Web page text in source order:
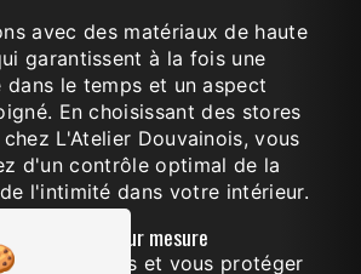
avec des matériaux de haute
garantissent à la fois une
dans le temps et un aspect
En choisissant des stores
L'Atelier Douvainois, vous
d'un contrôle optimal de la
l'intimité dans votre intérieur.
extérieurs sur mesure
vos extérieurs et vous protéger